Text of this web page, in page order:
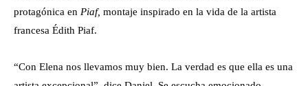
protagónica en Piaf, montaje inspirado en la vida de la artista
francesa Édith Piaf.
“Con Elena nos llevamos muy bien. La verdad es que ella es una